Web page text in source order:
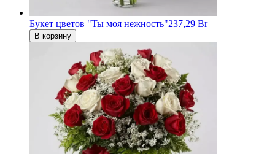
Букет цветов "Ты моя нежность"237,29 Br
В корзину